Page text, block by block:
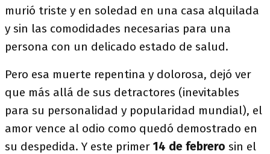
murió triste y en soledad en una casa alquilada
y sin las comodidades necesarias para una
persona con un delicado estado de salud.
Pero esa muerte repentina y dolorosa, dejó ver
que más allá de sus detractores (inevitables
para su personalidad y popularidad mundial), el
amor vence al odio como quedó demostrado en
su despedida. Y este primer 14 de febrero sin el